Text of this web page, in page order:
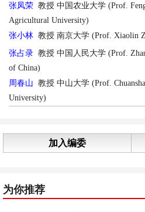
张凤荣 教授 中国农业大学 (Prof.
Agricultural University)
张小林 教授 南京大学 (Prof. Xiaolin
张占录 教授 中国人民大学 (Prof.
of China)
周春山 教授 中山大学 (Prof.
University)
加入编委
为你推荐